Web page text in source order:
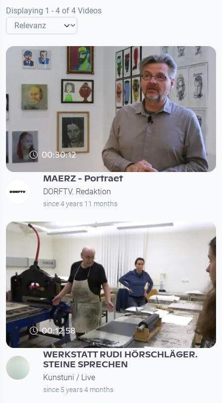
Displaying 1 - 4 of 4 Videos
00:30:12
MAERZ - Portraet
DORFTV. Redaktion
since 4 years 11 months
00:12:58
WERKSTATT RUDI HÖRSCHLÄGER.
STEINE SPRECHEN
Kunstuni / Live
since 5 years 4 months